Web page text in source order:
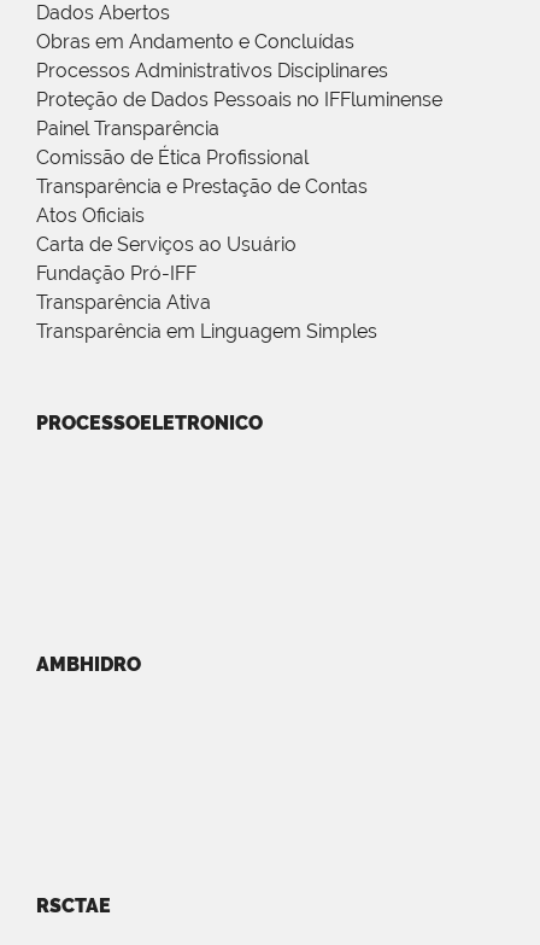
Dados Abertos
Obras em Andamento e Concluídas
Processos Administrativos Disciplinares
Proteção de Dados Pessoais no IFFluminense
Painel Transparência
Comissão de Ética Profissional
Transparência e Prestação de Contas
Atos Oficiais
Carta de Serviços ao Usuário
Fundação Pró-IFF
Transparência Ativa
Transparência em Linguagem Simples
PROCESSOELETRONICO
AMBHIDRO
RSCTAE